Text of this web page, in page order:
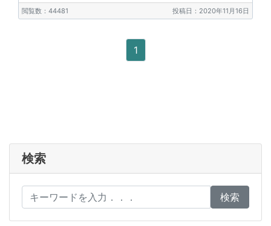
閲覧数：44481 投稿日：2020年11月16日
1
検索
検索